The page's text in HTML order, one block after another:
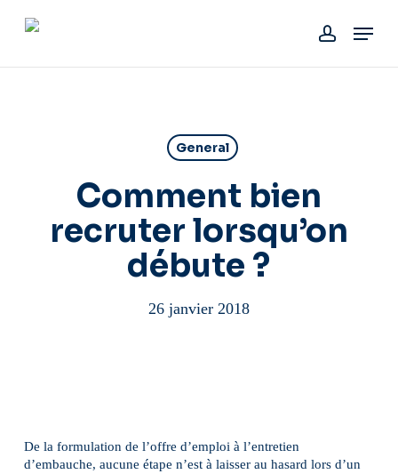
account
Menu
General
Comment bien
recruter lorsqu’on
débute ?
26 janvier 2018
De la formulation de l’offre d’emploi à l’entretien
d’embauche, aucune étape n’est à laisser au hasard lors d’un